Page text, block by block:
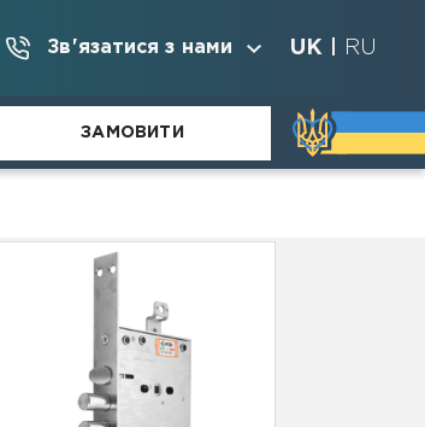
Зв'язатися з нами UK RU
ЗАМОВИТИ